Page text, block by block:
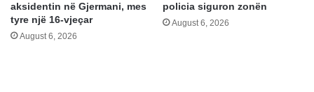
aksidentin në Gjermani, mes
tyre një 16-vjeçar
August 6, 2026
policia siguron zonën
August 6, 2026